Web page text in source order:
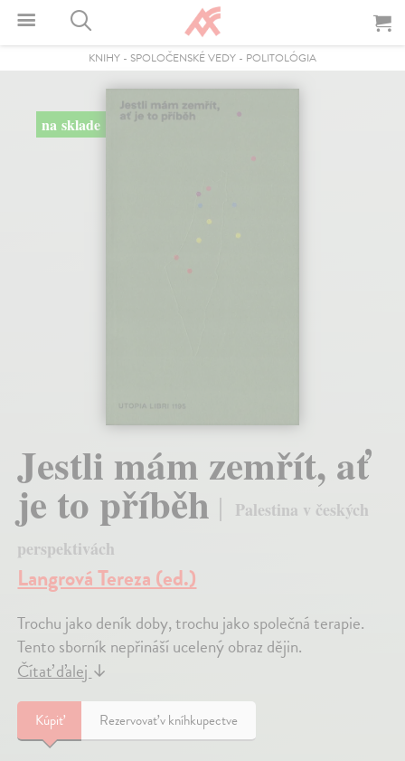
KNIHY - SPOLOČENSKÉ VEDY - POLITOLÓGIA
na sklade
Jestli mám zemřít, ať
je to příběh
Palestina v českých
perspektivách
Langrová Tereza (ed.)
Trochu jako deník doby, trochu jako společná terapie.
Tento sborník nepřináší ucelený obraz dějin.
Čítať ďalej↓
Kúpiť Rezervovať v kníhkupectve